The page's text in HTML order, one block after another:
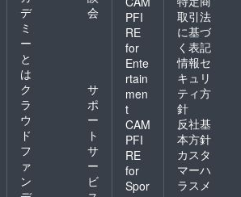
デ
ミ
ー
と
は
会
ク
ラ
ウ
ド
フ
ァ
ン
サ
ポ
ー
ト
サ
ー
ビ
PFI
RE
for
Ente
rtain
men
t
CAM
PFI
RE
for
Spor
取引法
に基づ
く表記
情報セ
キュリ
ティ方
針
反社基
本方針
カスタ
マーハ
ラスメ